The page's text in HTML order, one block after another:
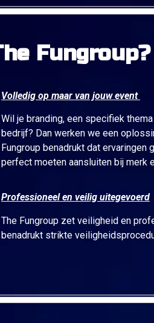
Fungroup?
Volledig op maar van jouw event
Wil je branding, een specifiek
bedrijf? Dan werken we een
Fungroup benadrukt dat ervaringen
perfect moeten aansluiten bij merk
Professioneel en veilig uitegevoerd
The Fungroup zet veiligheid en
benadrukt strikte